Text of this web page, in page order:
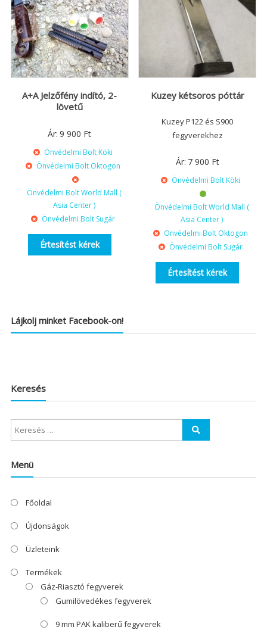
A+A Jelzőfény indító, 2-
lövetű
Ár: 9 900 Ft
Önvédelmi Bolt Köki
Önvédelmi Bolt Oktogon
Önvédelmi Bolt World Mall (
Asia Center )
Önvédelmi Bolt Sugár
Értesítést kérek
Kuzey kétsoros póttár
Kuzey P122 és S900
fegyverekhez
Ár: 7 900 Ft
Önvédelmi Bolt Köki
Önvédelmi Bolt World Mall (
Asia Center )
Önvédelmi Bolt Oktogon
Önvédelmi Bolt Sugár
Értesítést kérek
Lájkolj minket Facebook-on!
Keresés
Menü
Főoldal
Újdonságok
Üzleteink
Termékek
Gáz-Riasztó fegyverek
Gumilövedékes fegyverek
9 mm PAK kaliberű fegyverek